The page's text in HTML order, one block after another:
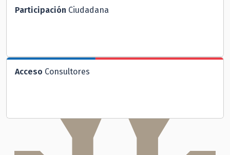
Participación Ciudadana
Acceso Consultores